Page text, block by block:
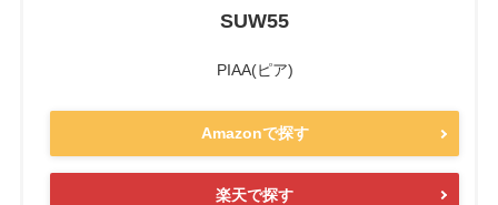
SUW55
PIAA(ピア)
Amazonで探す
楽天で探す